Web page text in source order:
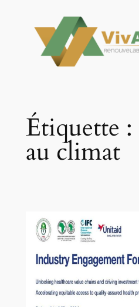
contenu
Étiquette :
au climat